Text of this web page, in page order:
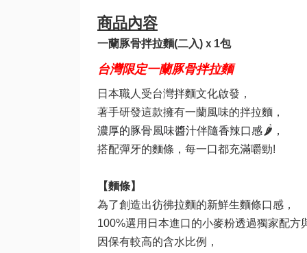
商品內容
一蘭豚骨拌拉麵(二入) ｘ1包
台灣限定一蘭豚骨拌拉麵
日本職人受台灣拌麵文化啟發，
著手研發這款擁有一蘭風味的拌拉麵，
濃厚的豚骨風味醬汁伴隨香辣口感🌶️ ，
搭配彈牙的麵條，每一口都充滿嚼勁!
【麵條】
為了創造出彷彿拉麵的新鮮生麵條口感，
100%選用日本進口的小麥粉透過獨家配方
因保有較高的含水比例，